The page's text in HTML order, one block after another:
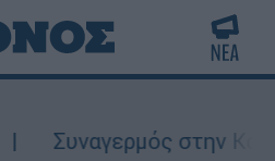
Συναγερμός στην